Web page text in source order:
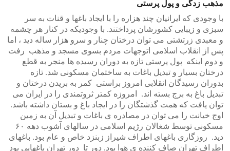
مذهب زدگی و پول پرستی
با وجودی که ایرانیان چند هزاره را با ایجاد باغها و قنات به سر
سبزی و زیبایی کشورشان پرداختند. با وجودیکه در کنار هر چشمه
و معبدی زرتشتی می توان درختان چنار و سرو هزار ساله دید ، اما
پس از انقلاب اسلامی اتوجهات مردم بسوی مسجد و مذهب رفت
و دوم اینکه پول پرستی تازه به دوران رسیده ها منجر به قطع
درختان بسیار و تبدیل باغات به ساختمان مسکونی شد. تازه
بدوران رسیدگان انقلابی امروز براستی کمر به بریدن درختان و
تبدیل باغ به برج بسته اند. امروزه کمتر ثروتمندی را در ایران می
توان یافت که همت گذشتگان را در ایجاد باغ و بستان داشته باشد.
اوج خیانت را می توان در مصادره ی باغات و تبدیل آن به زمین
مسکونی توسط شغالان رژیم اسلامی در سالهای آشوب دهه ۶۰
دید. روزگاری باغهای اطراف شیراز زبنزد خاص و عام بود. باغهای
اطراف تهران صاف کننده ی هوا بود. دور تا دور تهران باغهایی بود